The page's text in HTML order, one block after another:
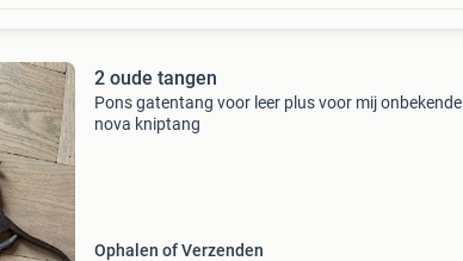
2 oude tangen
Pons gatentang voor leer plus voor mij onbekende
nova kniptang
Ophalen of Verzenden